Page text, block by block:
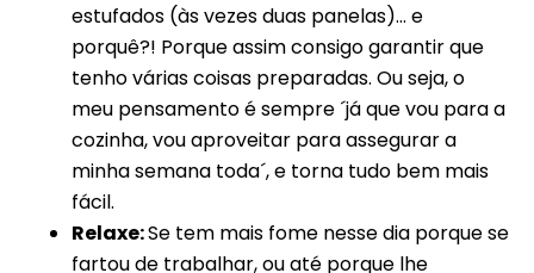
estufados (às vezes duas panelas)… e
porquê?! Porque assim consigo garantir que
tenho várias coisas preparadas. Ou seja, o
meu pensamento é sempre ´já que vou para a
cozinha, vou aproveitar para assegurar a
minha semana toda´, e torna tudo bem mais
fácil.
Relaxe:Se tem mais fome nesse dia porque se
fartou de trabalhar, ou até porque lhe